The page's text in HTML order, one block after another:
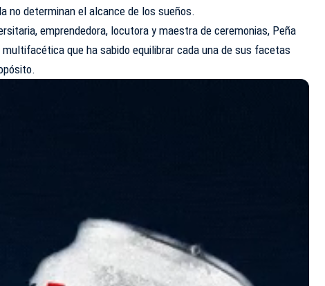
no determinan el alcance de los sueños.
emprendedora, locutora y maestra de ceremonias, Peña
que ha sabido equilibrar cada una de sus facetas